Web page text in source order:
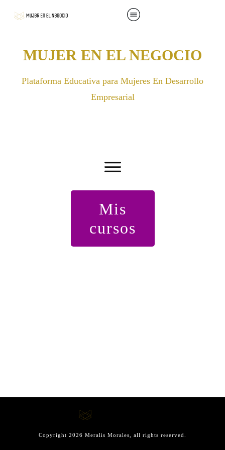
MUJER EN EL NEGOCIO
Plataforma Educativa para Mujeres En Desarrollo
Empresarial
Mis
cursos
Copyright 2026 Meralis Morales , all rights reserved.